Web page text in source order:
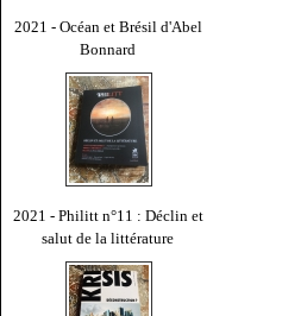
2021 - Océan et Brésil d'Abel
Bonnard
2021 - Philitt n°11 : Déclin et
salut de la littérature